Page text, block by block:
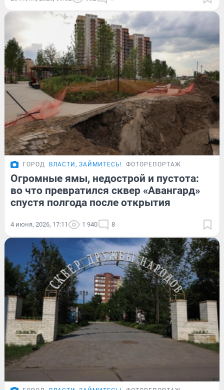
ГОРОД ВЛАСТИ, ЗАЙМИТЕСЬ! ФОТОРЕПОРТАЖ
Огромные ямы, недострой и пустота:
во что превратился сквер «Авангард»
спустя полгода после открытия
4 июня, 2026, 17:11 1 940 8